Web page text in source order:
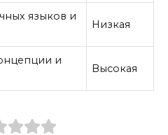
языков и
Низкая
и
Высокая